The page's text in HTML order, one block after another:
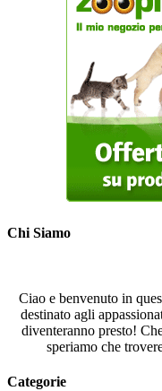
Chi Siamo
Ciao e benvenuto in
destinato agli
diventeranno presto!
speriamo che
Categorie